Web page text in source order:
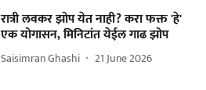
रात्री लवकर झोप येत नाही? करा फक्त 'हे'
एक योगासन, मिनिटांत येईल गाढ झोप
Saisimran Ghashi 21 June 2026